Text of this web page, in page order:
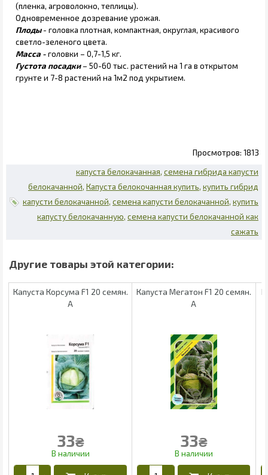
(пленка, агроволокно, теплицы).
Одновременное дозревание урожая.
Плоды- головка плотная, компактная, округлая, красивого
светло-зеленого цвета.
Масса -головки – 0,7-1,5 кг.
Густота посадки– 50-60 тыс. растений на 1 га в открытом
грунте и 7-8 растений на 1м2 под укрытием.
1813
капуста белокачанная семена гибрида капусти
белокачанной Капуста белокочанная купить купить гибрид
капусти белокачанной семена капусти белокачанной купить
капусту белокачанную семена капусти белокачанной как
сажать
Капуста Корсума F1 20 семян.
А
33₴
Капуста Мегатон F1 20 семян.
А
33₴